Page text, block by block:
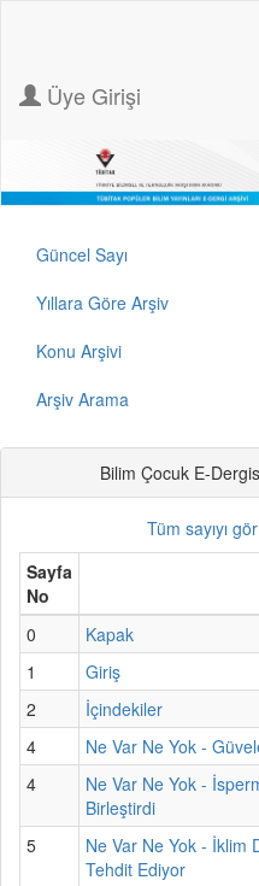
Üye Girişi
Güncel Sayı
Yıllara Göre Arşiv
Konu Arşivi
Arşiv Arama
Bilim Çocuk E-
Tüm sayıyı
Sayfa
No
0
Kapak
1
Giriş
2
İçindekiler
4
Ne Var Ne Yok -
4
Ne Var Ne Yok -
Birleştirdi
5
Ne Var Ne Yok - İklim
Tehdit Ediyor